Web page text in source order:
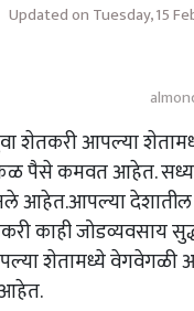
Updated on Tuesday, 15
शेतकरी आपल्या
पैसे कमवत आहेत. सध्या
काही जोडव्यवसाय
शेतामध्ये वेगवेगळी